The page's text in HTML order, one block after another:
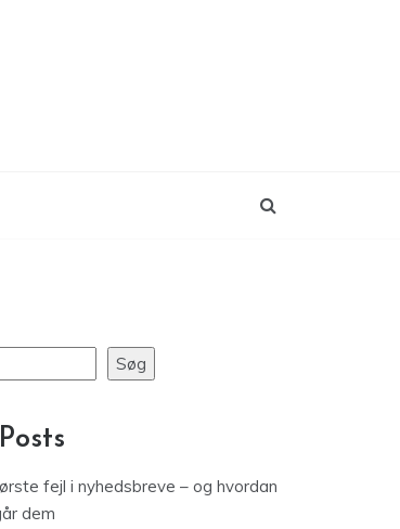
Søg
fejl i nyhedsbreve – og hvordan
dem